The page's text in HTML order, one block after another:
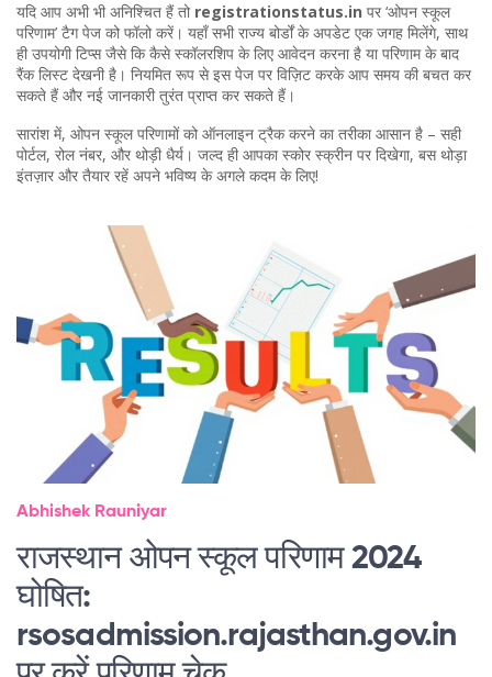
यदि आप अभी भी अनिश्चित हैं तो registrationstatus.in पर ‘ओपन स्कूल
परिणाम’ टैग पेज को फॉलो करें। यहाँ सभी राज्य बोर्डों के अपडेट एक जगह मिलेंगे, साथ
ही उपयोगी टिप्स जैसे कि कैसे स्कॉलरशिप के लिए आवेदन करना है या परिणाम के बाद
रैंक लिस्ट देखनी है। नियमित रूप से इस पेज पर विज़िट करके आप समय की बचत कर
सकते हैं और नई जानकारी तुरंत प्राप्त कर सकते हैं।
सारांश में, ओपन स्कूल परिणामों को ऑनलाइन ट्रैक करने का तरीका आसान है – सही
पोर्टल, रोल नंबर, और थोड़ी धैर्य। जल्द ही आपका स्कोर स्क्रीन पर दिखेगा, बस थोड़ा
इंतज़ार और तैयार रहें अपने भविष्य के अगले कदम के लिए!
Abhishek Rauniyar
राजस्थान ओपन स्कूल परिणाम 2024
घोषित:
rsosadmission.rajasthan.gov.in